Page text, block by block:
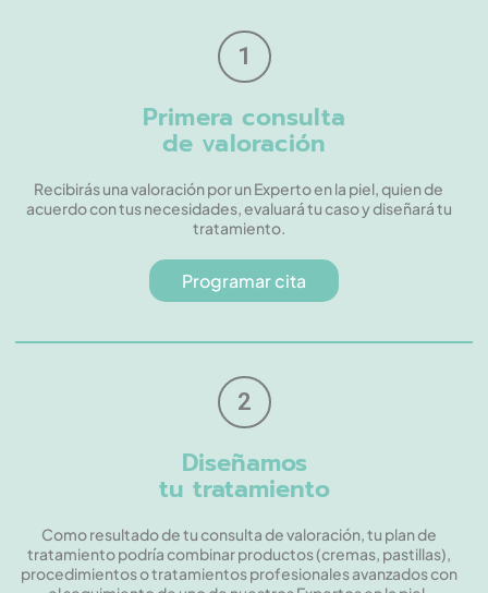
1
Primera consulta
de valoración
Recibirás una valoración por un Experto en la piel, quien de
acuerdo con tus necesidades, evaluará tu caso y diseñará tu
tratamiento.
Programar cita
2
Diseñamos
tu tratamiento
Como resultado de tu consulta de valoración, tu plan de
tratamiento podría combinar productos (cremas, pastillas),
procedimientos o tratamientos profesionales avanzados con